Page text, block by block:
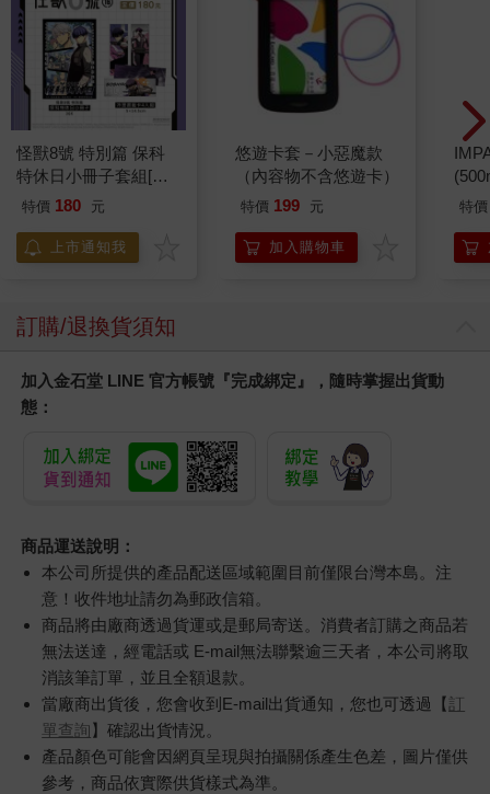
怪獸8號 特別篇 保科
特休日小冊子套組[限
加購]
特價 180 元
上市通知我
悠遊卡套－小惡魔款
（內容物不含悠遊卡）
特價 199 元
加入購物車
特價
訂購/退換貨須知
加入金石堂 LINE 官方帳號『完成綁定』，隨時掌握出貨動
態：
商品運送說明：
本公司所提供的產品配送區域範圍目前僅限台灣本島。注
意！收件地址請勿為郵政信箱。
商品將由廠商透過貨運或是郵局寄送。消費者訂購之商品若
無法送達，經電話或 E-mail無法聯繫逾三天者，本公司將取
消該筆訂單，並且全額退款。
當廠商出貨後，您會收到E-mail出貨通知，您也可透過【訂
單查詢】確認出貨情況。
產品顏色可能會因網頁呈現與拍攝關係產生色差，圖片僅供
參考，商品依實際供貨樣式為準。